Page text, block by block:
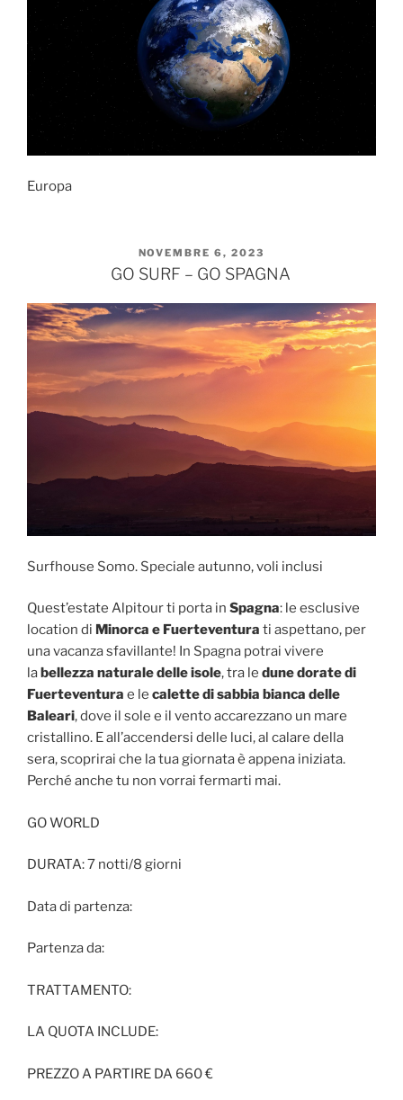
Europa
PUBBLICATO
IL
NOVEMBRE 6, 2023
GO SURF – GO SPAGNA
Surfhouse Somo. Speciale autunno, voli inclusi
Quest’estate Alpitour ti porta in Spagna: le esclusive
location di Minorca e Fuerteventura ti aspettano, per
una vacanza sfavillante! In Spagna potrai vivere
labellezza naturale delle isole, tra le dune dorate di
Fuerteventura e le calette di sabbia bianca delle
Baleari, dove il sole e il vento accarezzano un mare
cristallino. E all’accendersi delle luci, al calare della
sera, scoprirai che la tua giornata è appena iniziata.
Perché anche tu non vorrai fermarti mai.
GO WORLD
DURATA: 7 notti/8 giorni
Data di partenza:
Partenza da:
TRATTAMENTO:
LA QUOTA INCLUDE:
PREZZO A PARTIRE DA 660 €